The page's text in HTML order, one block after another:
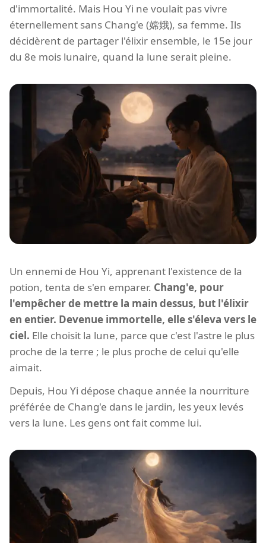
d'immortalité. Mais Hou Yi ne voulait pas vivre
éternellement sans Chang'e (嫦娥), sa femme. Ils
décidèrent de partager l'élixir ensemble, le 15e jour
du 8e mois lunaire, quand la lune serait pleine.
Un ennemi de Hou Yi, apprenant l'existence de la
potion, tenta de s'en emparer. Chang'e, pour
l'empêcher de mettre la main dessus, but l'élixir
en entier. Devenue immortelle, elle s'éleva vers le
ciel. Elle choisit la lune, parce que c'est l'astre le plus
proche de la terre ; le plus proche de celui qu'elle
aimait.
Depuis, Hou Yi dépose chaque année la nourriture
préférée de Chang'e dans le jardin, les yeux levés
vers la lune. Les gens ont fait comme lui.